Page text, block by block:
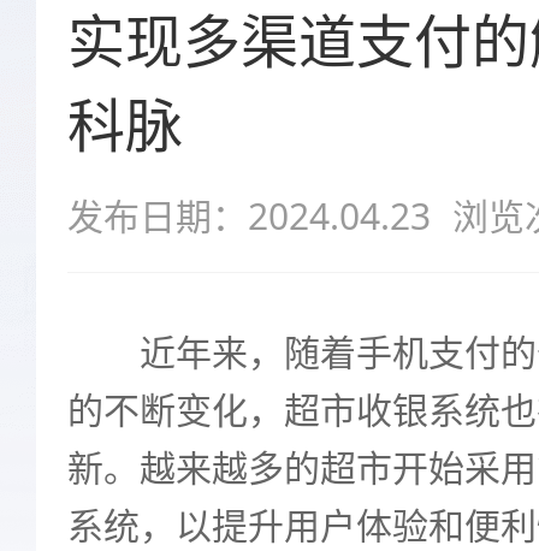
实现多渠道支付
科脉
发布日期：2024.04.23 浏览
近年来，随着手机支付的
的不断变化，超市收银系统
新。越来越多的超市开始采
系统，以提升用户体验和便